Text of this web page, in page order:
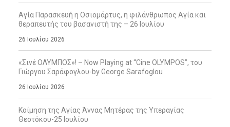
Αγία Παρασκευή η Οσιομάρτυς, η φιλάνθρωπος Αγία και
θεραπευτής του βασανιστή της – 26 Ιουλίου
26 Ιουλίου 2026
«Σινέ ΟΛΥΜΠΟΣ»! – Now Playing at “Cine OLYMPOS”, του
Γιώργου Σαράφογλου-by George Sarafoglou
26 Ιουλίου 2026
Κοίμηση της Αγίας Άννας Μητέρας της Υπεραγίας
Θεοτόκου-25 Ιουλίου